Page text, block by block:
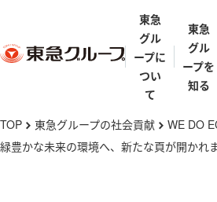
メ
イ
東急
グル
ープに
つい
て
東急
グル
ープを
知る
TOP chevron_right 東急グループの社会貢献 chevron_right WE DO
緑豊かな未来の環境へ、新たな頁が開かれ